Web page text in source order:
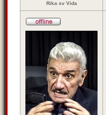
Rika sv Vida